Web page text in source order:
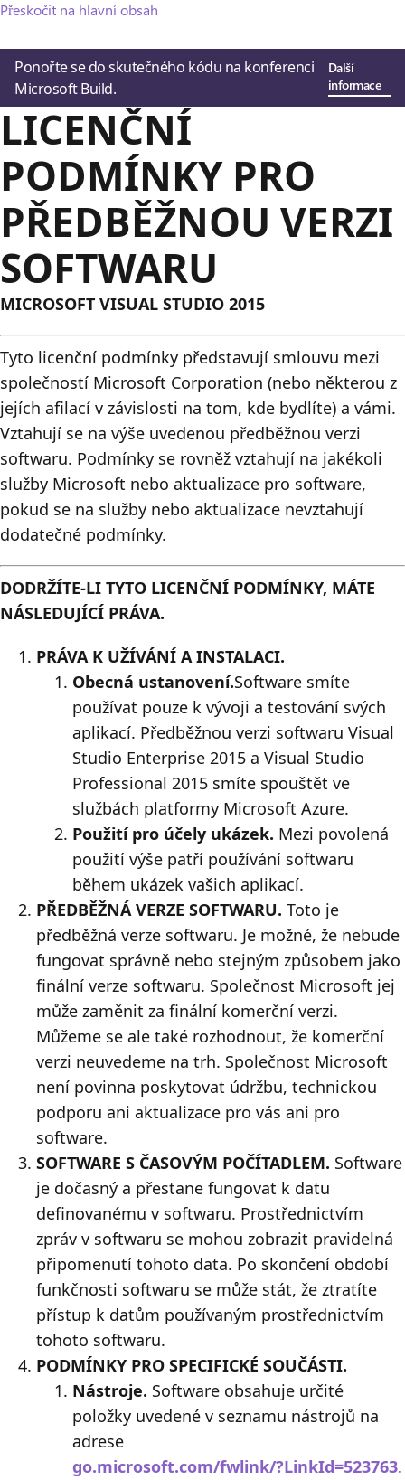
Přeskočit na hlavní obsah
Ponořte se do skutečného kódu na konferenci
Microsoft Build.
Další
informace
LICENČNÍ
PODMÍNKY PRO
PŘEDBĚŽNOU VERZI
SOFTWARU
MICROSOFT VISUAL STUDIO 2015
Tyto licenční podmínky představují smlouvu mezi
společností Microsoft Corporation (nebo některou z
jejích afilací v závislosti na tom, kde bydlíte) a vámi.
Vztahují se na výše uvedenou předběžnou verzi
softwaru. Podmínky se rovněž vztahují na jakékoli
služby Microsoft nebo aktualizace pro software,
pokud se na služby nebo aktualizace nevztahují
dodatečné podmínky.
DODRŽÍTE-LI TYTO LICENČNÍ PODMÍNKY, MÁTE
NÁSLEDUJÍCÍ PRÁVA.
PRÁVA K UŽÍVÁNÍ A INSTALACI.
Obecná ustanovení.Software smíte
používat pouze k vývoji a testování svých
aplikací. Předběžnou verzi softwaru Visual
Studio Enterprise 2015 a Visual Studio
Professional 2015 smíte spouštět ve
službách platformy Microsoft Azure.
Použití pro účely ukázek. Mezi povolená
použití výše patří používání softwaru
během ukázek vašich aplikací.
PŘEDBĚŽNÁ VERZE SOFTWARU. Toto je
předběžná verze softwaru. Je možné, že nebude
fungovat správně nebo stejným způsobem jako
finální verze softwaru. Společnost Microsoft jej
může zaměnit za finální komerční verzi.
Můžeme se ale také rozhodnout, že komerční
verzi neuvedeme na trh. Společnost Microsoft
není povinna poskytovat údržbu, technickou
podporu ani aktualizace pro vás ani pro
software.
SOFTWARE S ČASOVÝM POČÍTADLEM. Software
je dočasný a přestane fungovat k datu
definovanému v softwaru. Prostřednictvím
zpráv v softwaru se mohou zobrazit pravidelná
připomenutí tohoto data. Po skončení období
funkčnosti softwaru se může stát, že ztratíte
přístup k datům používaným prostřednictvím
tohoto softwaru.
PODMÍNKY PRO SPECIFICKÉ SOUČÁSTI.
Nástroje. Software obsahuje určité
položky uvedené v seznamu nástrojů na
adrese
go.microsoft.com/fwlink/?LinkId=523763.